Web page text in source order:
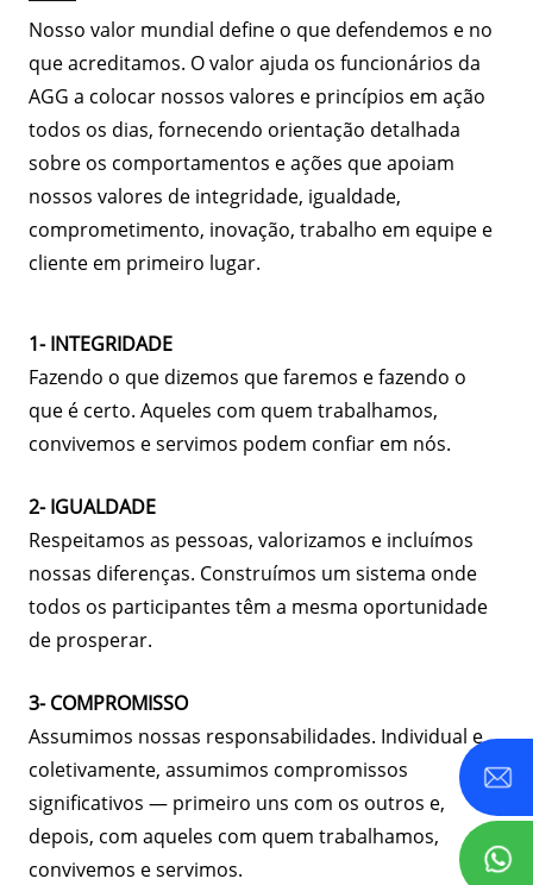
Nosso valor mundial define o que defendemos e no
que acreditamos. O valor ajuda os funcionários da
AGG a colocar nossos valores e princípios em ação
todos os dias, fornecendo orientação detalhada
sobre os comportamentos e ações que apoiam
nossos valores de integridade, igualdade,
comprometimento, inovação, trabalho em equipe e
cliente em primeiro lugar.
1- INTEGRIDADE
Fazendo o que dizemos que faremos e fazendo o
que é certo. Aqueles com quem trabalhamos,
convivemos e servimos podem confiar em nós.
2- IGUALDADE
Respeitamos as pessoas, valorizamos e incluímos
nossas diferenças. Construímos um sistema onde
todos os participantes têm a mesma oportunidade
de prosperar.
3- COMPROMISSO
Assumimos nossas responsabilidades. Individual e
coletivamente, assumimos compromissos
significativos — primeiro uns com os outros e,
depois, com aqueles com quem trabalhamos,
convivemos e servimos.